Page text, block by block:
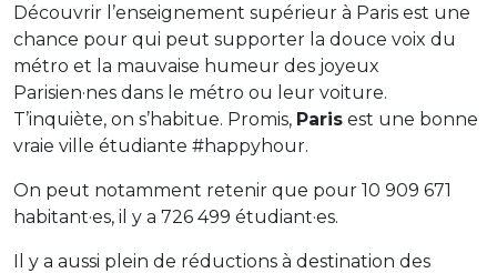
Découvrir l’enseignement supérieur à Paris est une
chance pour qui peut supporter la douce voix du
métro et la mauvaise humeur des joyeux
Parisien·nes dans le métro ou leur voiture.
T’inquiète, on s’habitue. Promis, Paris est une bonne
vraie ville étudiante #happyhour.
On peut notamment retenir que pour 10 909 671
habitant·es, il y a 726 499 étudiant·es.
Il y a aussi plein de réductions à destination des